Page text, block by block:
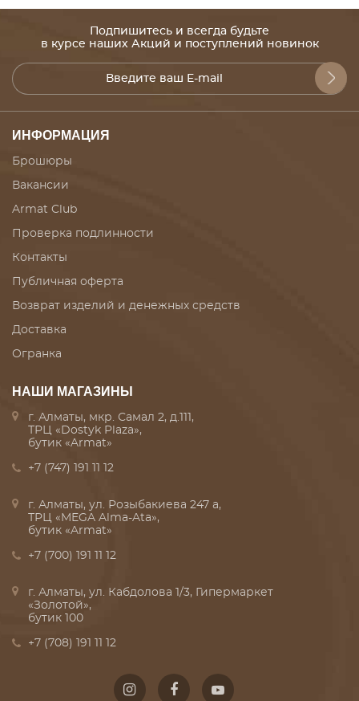
Подпишитесь и всегда будьте
в курсе наших Акций и поступлений новинок
ИНФОРМАЦИЯ
Брошюры
Вакансии
Armat Club
Проверка подлинности
Контакты
Публичная оферта
Возврат изделий и денежных средств
Доставка
Огранка
НАШИ МАГАЗИНЫ
г. Алматы, мкр. Самал 2, д.111,
ТРЦ «Dostyk Plaza»,
бутик «Armat»
+7 (747) 191 11 12
г. Алматы, ул. Розыбакиева 247 а,
ТРЦ «MEGA Alma-Ata»,
бутик «Armat»
+7 (700) 191 11 12
г. Алматы, ул. Кабдолова 1/3, Гипермаркет
«Золотой»,
бутик 100
+7 (708) 191 11 12